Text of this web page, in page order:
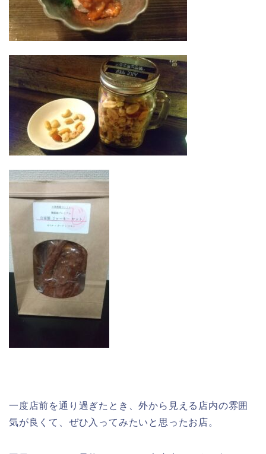
一度店前を通り過ぎたとき、外から見える店内の雰囲
気が良くて、ぜひ入ってみたいと思ったお店。